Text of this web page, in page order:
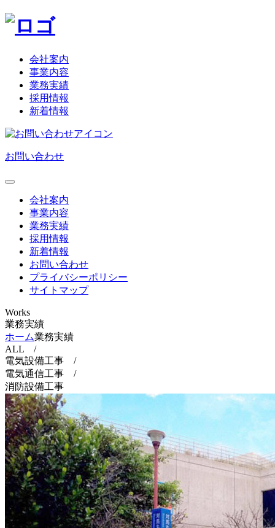
会社案内
事業内容
業務実績
採用情報
新着情報
お問い合わせ
会社案内
事業内容
業務実績
採用情報
新着情報
お問い合わせ
プライバシーポリシー
サイトマップ
Works
業務実績
ホーム業務実績
ALL /
電気設備工事 /
電気通信工事 /
消防設備工事